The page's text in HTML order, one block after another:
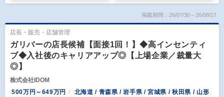
掲載期間：26/07/30～26/08/17
店長・販売・店舗管理
ガリバーの店長候補【面接1回！】◆高インセンティ
ブ◆入社後のキャリアアップ◎【上場企業／裁量大
◎】
株式会社IDOM
500万円～649万円
北海道 / 青森県 / 岩手県 / 宮城県 / 秋田県 / 山形